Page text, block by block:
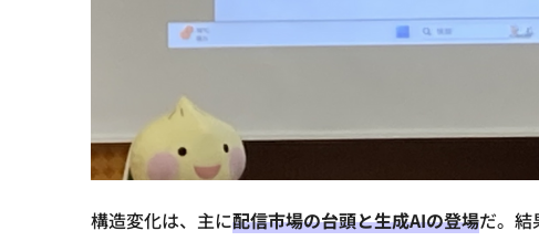
構造変化は、主に配信市場の台頭と生成AIの登場だ。結